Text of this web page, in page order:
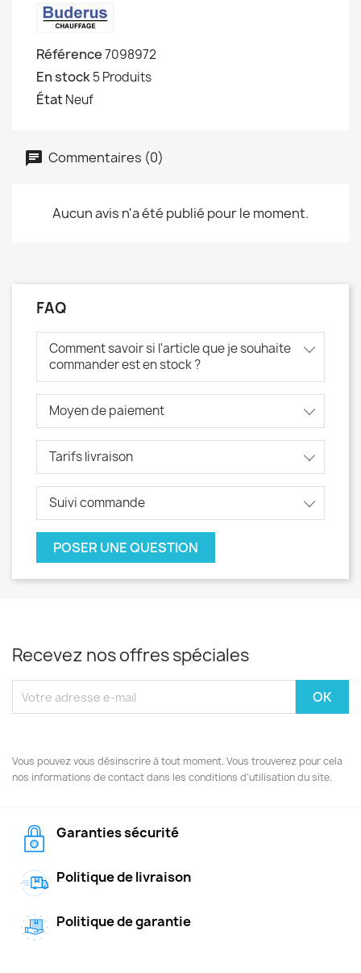
Référence7098972
En stock5 Produits
ÉtatNeuf
Commentaires (0)
Aucun avis n'a été publié pour le moment.
FAQ
Comment savoir si l'article que je souhaite
commander est en stock ?
Moyen de paiement
Tarifs livraison
Suivi commande
POSER UNE QUESTION
Recevez nos offres spéciales
Vous pouvez vous désinscrire à tout moment. Vous trouverez pour cela
nos informations de contact dans les conditions d'utilisation du site.
Garanties sécurité
Politique de livraison
Politique de garantie